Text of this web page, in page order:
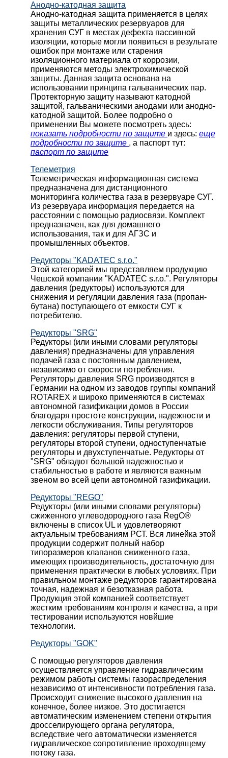
Анодно-катодная защита
Анодно-катодная защита применяется в целях
защиты металлических резервуаров для
хранения СУГ в местах дефекта пассивной
изоляции, которые могли появиться в результате
ошибок при монтаже или старения
изоляционного материала от коррозии,
применяются методы электрохимической
защиты. Данная защита основана на
использовании принципа гальванических пар.
Протекторную защиту называют катодной
защитой, гальваническими анодами или анодно-
катодной защитой. Более подробно о
применении Вы можете посмотреть здесь:
показать подробности по защите и здесь: еще
подробности по защите , а паспорт тут:
паспорт по защите
Телеметрия
Телеметрическая информационная система
предназначена для дистанционного
мониторинга количества газа в резервуаре СУГ.
Из резервуара информация передается на
расстоянии с помощью радиосвязи. Комплект
предназначен, как для домашнего
использования, так и для АГЗС и
промышленных объектов.
Редукторы "KADATEC s.r.o."
Этой категорией мы представляем продукцию
Чешской компании "KADATEC s.r.o.". Регуляторы
давления (редукторы) используются для
снижения и регуляции давления газа (пропан-
бутана) поступающего от емкости СУГ к
потребителю.
Редукторы "SRG"
Редукторы (или иными словами регуляторы
давления) предназначены для управления
подачей газа с постоянным давлением,
независимо от скорости потребления.
Регуляторы давления SRG производятся в
Германии на одном из заводов группы компаний
ROTAREX и широко применяются в системах
автономной газификации домов в России
благодаря простоте конструкции, надежности и
легкости обслуживания. Типы регуляторов
давления: регуляторы первой ступени,
регуляторы второй ступени, одноступенчатые
регуляторы и двухступенчатые. Редукторы от
"SRG" обладют большой надежностью и
стабильностью в работе и являются важным
звеном во всей цепи автономной газификации.
Редукторы "REGO"
Редукторы (или иными словами регуляторы)
сжиженного углеводородного газа RegO®
включены в список UL и удовлетворяют
актуальным требованиям РСТ. Вся линейка этой
продукции содержит полный набор
типоразмеров клапанов сжиженного газа,
имеющих производительность, достаточную для
применения практически в любых условиях. При
правильном монтаже редукторов гарантирована
точная, надежная и безотказная работа.
Продукция этой компанией соответствует
жестким требованиям контроля и качества, а при
тестировании используются новйшие
технологии.
Редукторы "GOK"
С помощью регуляторов давления
осуществляется управление гидравлическим
режимом работы системы газораспределения
независимо от интенсивности потребления газа.
Происходит снижение высокого давления на
конечное, более низкое. Это достигается
автоматическим изменением степени открытия
дросселирующего органа регулятора,
вследствие чего автоматически изменяется
гидравлическое сопротивление проходящему
потоку газа.